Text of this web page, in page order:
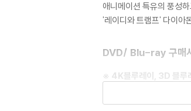
애니메이션 특유의 풍성
'레이디와 트램프' 다이아
DVD/ Blu-ray 구매
※ 4K블루레이, 3D 블루
1) 4K UHD 디스크는 대
필수입니다.